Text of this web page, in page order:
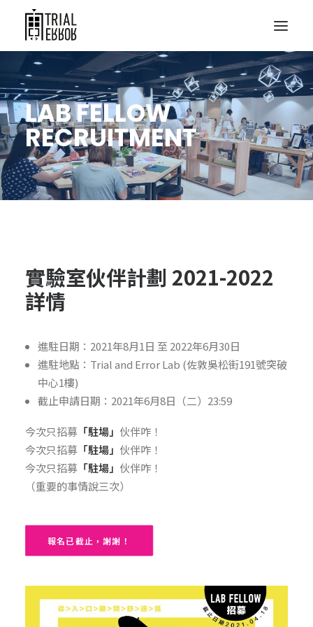
LAB FELLOW
RECRUITMENT
實驗室伙伴計劃 2021-2022
詳情
進駐日期：2021年8月1日 至 2022年6月30日
進駐地點：Trial and Error Lab (佐敦吳松街191號突破
中心1樓)
截止申請日期：2021年6月8日（二）23:59
今次只招募 「駐場」 伙伴咋！
今次只招募 「駐場」 伙伴咋！
今次只招募 「駐場」 伙伴咋！
（重要的事情說三次）
報名已截止，謝謝！